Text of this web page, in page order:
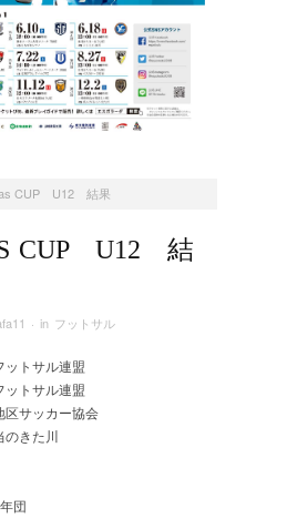
CUP U12 結果
CUP U12 結
· in フットサル
トサル連盟
トサル連盟
サッカー協会
きた川
団